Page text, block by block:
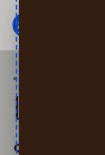
Galvenā
izvēlne
Pāriet
saturu